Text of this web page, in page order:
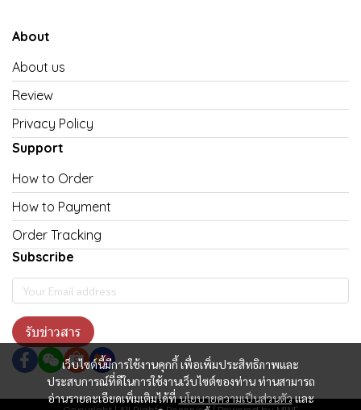
เว็บไซต์นี้มีการใช้งานคุกกี้ เพื่อเพิ่มประสิทธิภาพและ
ประสบการณ์ที่ดีในการใช้งานเว็บไซต์ของท่าน ท่านสามารถ
อ่านรายละเอียดเพิ่มเติมได้ที่นโยบายความเป็นส่วนตัวและ
About
About us
Review
Privacy Policy
Support
How to Order
How to Payment
Order Tracking
Subscribe
รับข่าวสาร